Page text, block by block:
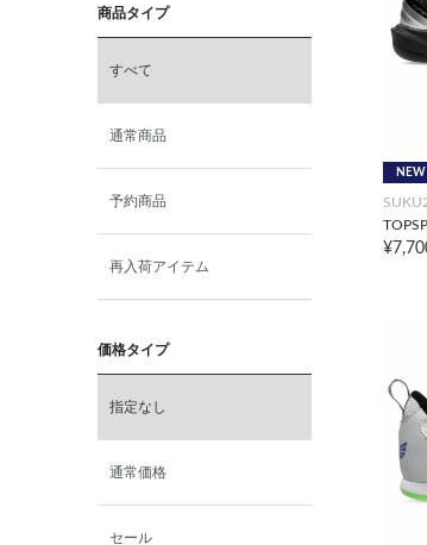
6.0cm
6.5cm
7.0cm
商品タイプ
すべて
通常商品
予約商品
再入荷アイテム
価格タイプ
指定なし
通常価格
セール
NEW